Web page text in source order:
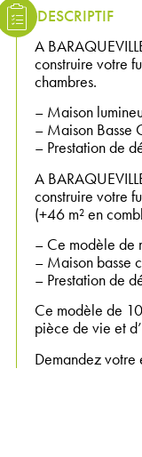
DESCRIPTIF
A
construire votre
chambres.
– Maison
– Maison Basse
– Prestation de
A
construire votre
(+46 m² en
– Ce modèle de
– Maison basse
– Prestation de
Ce modèle de
pièce de vie et
Demandez votre